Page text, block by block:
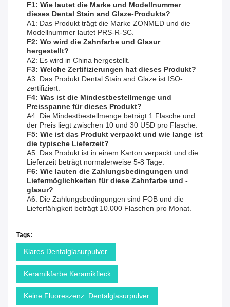
F1: Wie lautet die Marke und Modellnummer
dieses Dental Stain and Glaze-Produkts?
A1: Das Produkt trägt die Marke ZONMED und die
Modellnummer lautet PRS-R-SC.
F2: Wo wird die Zahnfarbe und Glasur
hergestellt?
A2: Es wird in China hergestellt.
F3: Welche Zertifizierungen hat dieses Produkt?
A3: Das Produkt Dental Stain and Glaze ist ISO-
zertifiziert.
F4: Was ist die Mindestbestellmenge und
Preisspanne für dieses Produkt?
A4: Die Mindestbestellmenge beträgt 1 Flasche und
der Preis liegt zwischen 10 und 30 USD pro Flasche.
F5: Wie ist das Produkt verpackt und wie lange ist
die typische Lieferzeit?
A5: Das Produkt ist in einem Karton verpackt und die
Lieferzeit beträgt normalerweise 5-8 Tage.
F6: Wie lauten die Zahlungsbedingungen und
Liefermöglichkeiten für diese Zahnfarbe und -
glasur?
A6: Die Zahlungsbedingungen sind FOB und die
Lieferfähigkeit beträgt 10.000 Flaschen pro Monat.
Tags:
Klares Dentalglasurpulver.
Keramikfarbe Keramikfleck
Keine Fluoreszenz. Dentalglasurpulver.